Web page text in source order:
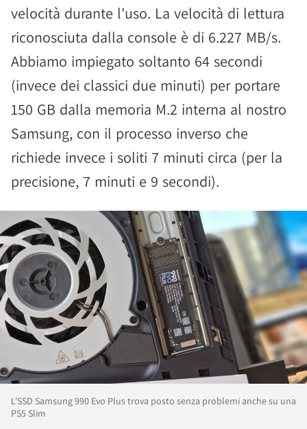
velocità durante l'uso. La velocità di lettura
riconosciuta dalla console è di 6.227 MB/s.
Abbiamo impiegato soltanto 64 secondi
(invece dei classici due minuti) per portare
150 GB dalla memoria M.2 interna al nostro
Samsung, con il processo inverso che
richiede invece i soliti 7 minuti circa (per la
precisione, 7 minuti e 9 secondi).
L'SSD Samsung 990 Evo Plus trova posto senza problemi anche su una
PS5 Slim